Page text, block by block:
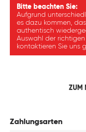
Bitte beachten Sie:
Aufgrund
es dazu kommen,
authentisch
Auswahl der
kontaktieren Sie uns
ZUM
Zahlungsarten